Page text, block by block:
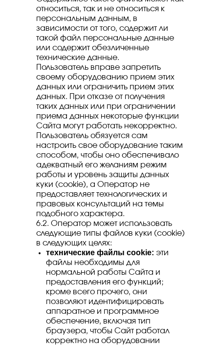
относиться, так и не относиться к
персональным данным, в
зависимости от того, содержит ли
такой файл персональные данные
или содержит обезличенные
технические данные.
Пользователь вправе запретить
своему оборудованию прием этих
данных или ограничить прием этих
данных. При отказе от получения
таких данных или при ограничении
приема данных некоторые функции
Сайта могут работать некорректно.
Пользователь обязуется сам
настроить свое оборудование таким
способом, чтобы оно обеспечивало
адекватный его желаниям режим
работы и уровень защиты данных
куки (cookie), а Оператор не
предоставляет технологических и
правовых консультаций на темы
подобного характера.
6.2. Оператор может использовать
следующие типы файлов куки (сookie)
в следующих целях:
технические файлы cookie: эти
файлы необходимы для
нормальной работы Сайта и
предоставления его функций;
кроме всего прочего, они
позволяют идентифицировать
аппаратное и программное
обеспечение, включая тип
браузера, чтобы Сайт работал
корректно на оборудовании